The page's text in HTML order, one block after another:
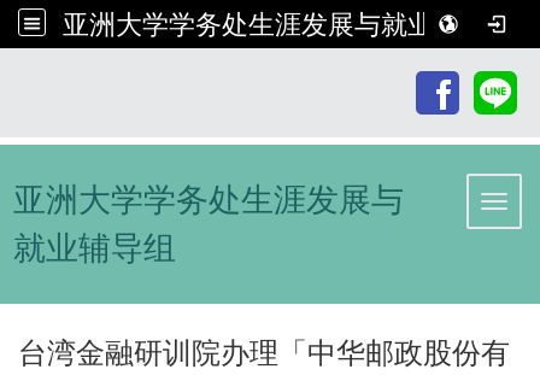
亚洲大学学务处生涯发展与就业辅导组
亚洲大学学务处生涯发展与
就业辅导组
台湾金融研训院办理「中华邮政股份有